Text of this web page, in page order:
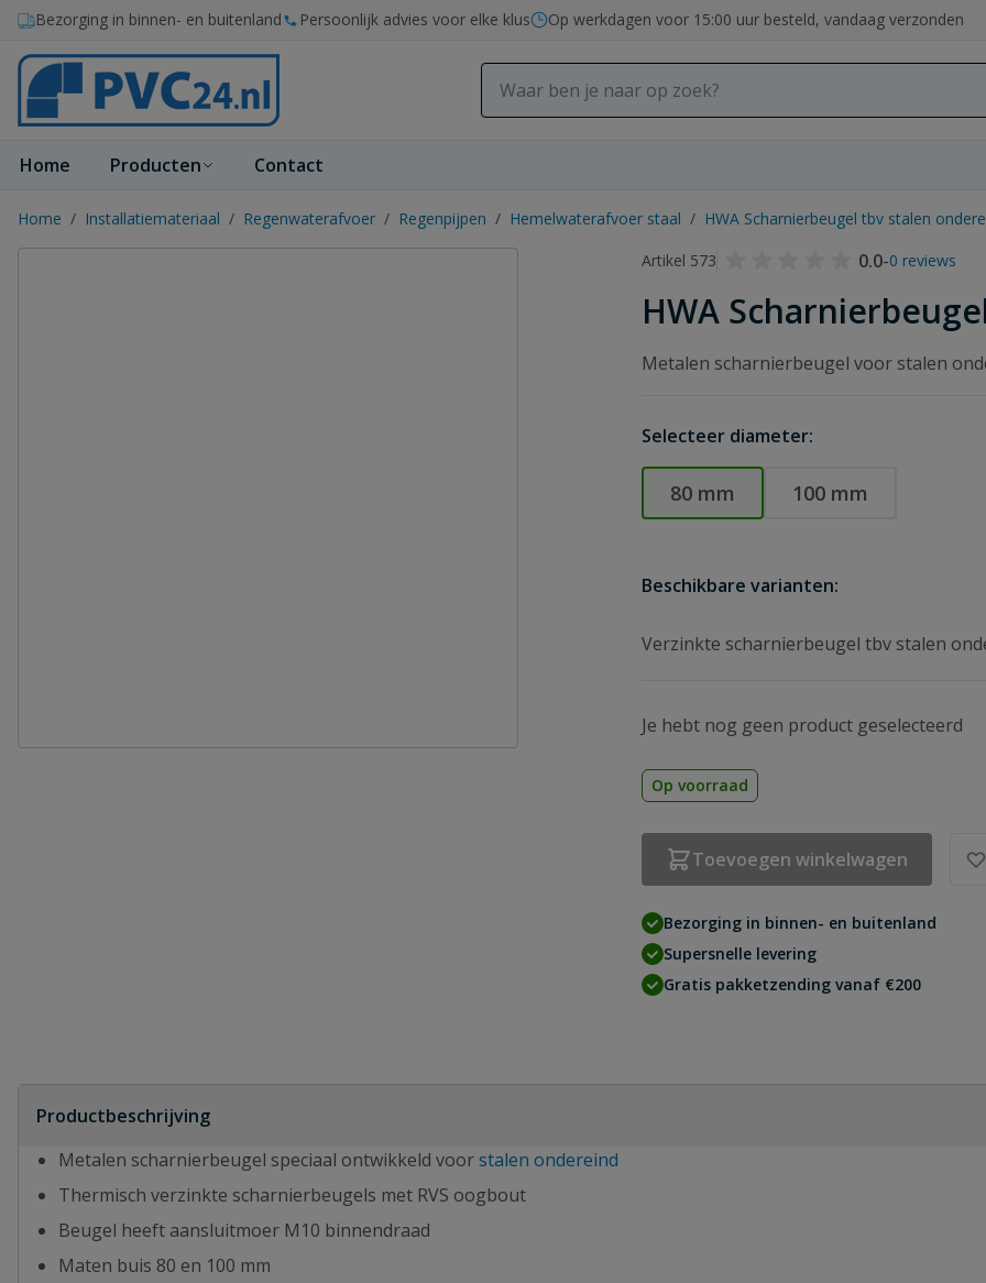
Ga naar de inhoud
Bezorging in binnen- en buitenland Persoonlijk advies voor elke klus Op werkdagen voor 15:00 uur besteld, vandaag verzonden
Home Producten Contact
Home / Installatiemateriaal / Regenwaterafvoer / Regenpijpen / Hemelwaterafvoer staal / HWA Scharnierbeugel tbv stalen
Artikel 573
0.0-0 reviews
HWA
Metalen scharnierbeugel voor stalen
Selecteer diameter:
80 mm 100 mm
Beschikbare varianten:
Verzinkte scharnierbeugel tbv stalen
Je hebt nog geen product geselecteerd
Op voorraad
Toevoegen winkelwagen
Bezorging in binnen- en buitenland
Supersnelle levering
Gratis pakketzending vanaf €200
Productbeschrijving
Metalen scharnierbeugel speciaal ontwikkeld voorstalen ondereind
Thermisch verzinkte scharnierbeugels met RVS oogbout
Beugel heeft aansluitmoer M10 binnendraad
Maten buis 80 en 100 mm